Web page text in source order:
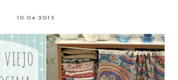
10.04.2013